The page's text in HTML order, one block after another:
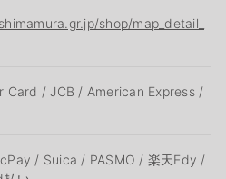
shop/map_detail_
Card / JCB / American Express /
/ Suica / PASMO / 楽天Edy /